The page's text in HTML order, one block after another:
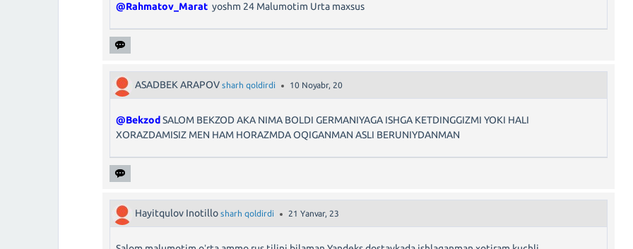
@Rahmatov_Marat yoshm 24 Malumotim Urta maxsus
ASADBEK ARAPOV sharh qoldirdi 10 Noyabr, 20
@Bekzod SALOM BEKZOD AKA NIMA BOLDI GERMANIYAGA ISHGA KETDINGGIZMI YOKI HALI
XORAZDAMISIZ MEN HAM HORAZMDA OQIGANMAN ASLI BERUNIYDANMAN
Hayitqulov Inotillo sharh qoldirdi 21 Yanvar, 23